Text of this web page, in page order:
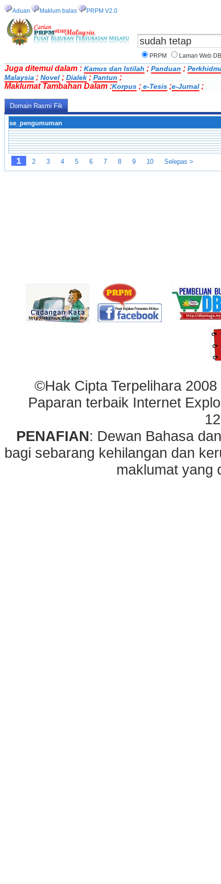
Aduan Maklum balas PRPM V2.0
PRPM Laman Web
Juga ditemui dalam : Kamus dan Istilah ; Panduan ;
Malaysia ; Novel ; Dialek ; Pantun ;
Maklumat Tambahan Dalam :Korpus ; e-Tesis ;e-Jurnal ;
Domain Rasmi Fik
se_pengumuman
1 2 3 4 5 6 7 8 9 10 Selepas >
©Hak Cipta Terpelihara
Paparan terbaik Internet
PENAFIAN: Dewan Bahasa
bagi sebarang kehilangan dan
maklumat yang